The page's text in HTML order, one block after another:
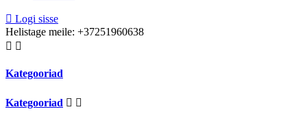
 Logi sisse
Helistage meile: +37251960638
 
Kategooriad
Kategooriad  